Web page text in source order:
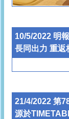
10/5/2022 明
長同出力 重返
21/4/2022 第
源於